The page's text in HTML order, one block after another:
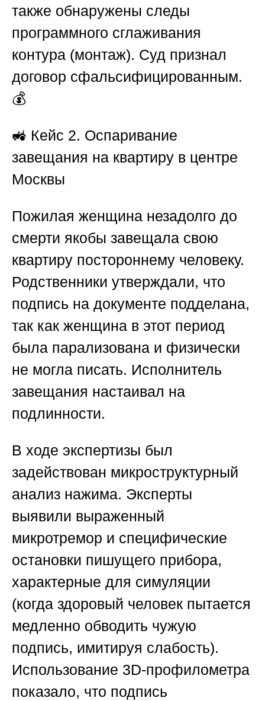
также обнаружены следы
программного сглаживания
контура (монтаж). Суд признал
договор сфальсифицированным.
💰
🚜 Кейс 2. Оспаривание
завещания на квартиру в центре
Москвы
Пожилая женщина незадолго до
смерти якобы завещала свою
квартиру постороннему человеку.
Родственники утверждали, что
подпись на документе подделана,
так как женщина в этот период
была парализована и физически
не могла писать. Исполнитель
завещания настаивал на
подлинности.
В ходе экспертизы был
задействован микроструктурный
анализ нажима. Эксперты
выявили выраженный
микротремор и специфические
остановки пишущего прибора,
характерные для симуляции
(когда здоровый человек пытается
медленно обводить чужую
подпись, имитируя слабость).
Использование 3D-профилометра
показало, что подпись